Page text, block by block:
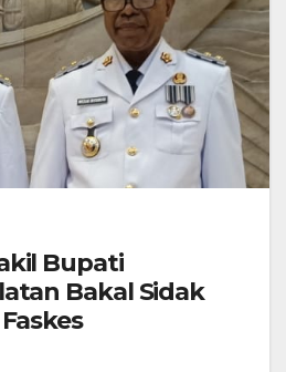
Bupati
Bakal Sidak